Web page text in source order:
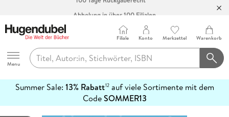
Abholung in über 100 Filialen
Hugendubel
Menu
Filiale Konto Merkzettel Warenkorb
Summer Sale: 13% Rabatt12auf viele Sortimente mit dem
CodeSOMMER13
erfahren